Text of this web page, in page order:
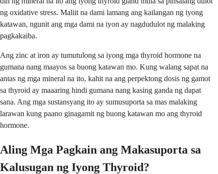
ng oxidative stress. Maliit na dami lamang ang kailangan ng iyong
katawan, ngunit ang mga dami na iyon ay nagdudulot ng malaking
pagkakaiba.
Ang zinc at iron ay tumutulong sa iyong mga thyroid hormone na
gumana nang maayos sa buong katawan mo. Kung walang sapat na
antas ng mga mineral na ito, kahit na ang perpektong dosis ng gamot
sa thyroid ay maaaring hindi gumana nang kasing ganda ng dapat
sana. Ang mga sustansyang ito ay sumusuporta sa mas malaking
larawan kung paano ginagamit ng buong katawan mo ang thyroid
hormone.
Aling Mga Pagkain ang Makasuporta sa
Kalusugan ng Iyong Thyroid?